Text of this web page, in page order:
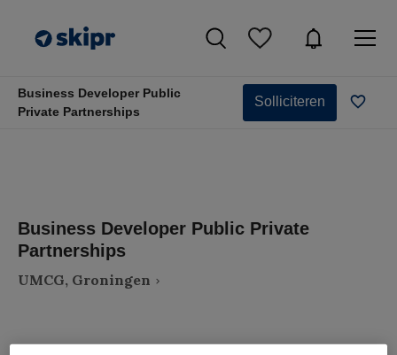
Business Developer Public
Private Partnerships
Solliciteren
Business Developer Public Private
Partnerships
UMCG, Groningen